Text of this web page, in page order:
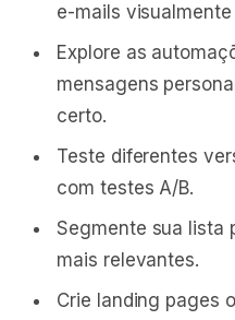
e-mails
Explore as
mensagens
certo.
Teste diferentes
com testes A/B.
Segmente sua lista
mais relevantes.
Crie landing pages